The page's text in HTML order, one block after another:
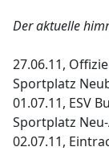
Der aktuelle
27.06.11,
Sportplatz
01.07.11, ESV
Sportplatz
02.07.11,